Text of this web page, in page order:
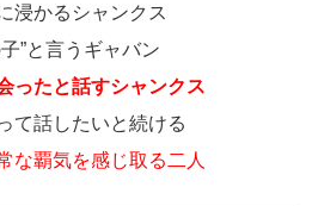
浸かるシャンクス
”と言うギャバン
ったと話すシャンクス
て話したいと続ける
な覇気を感じ取る二人